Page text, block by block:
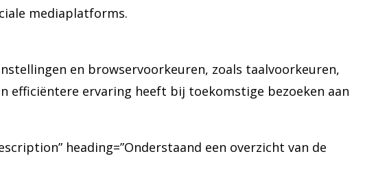
mediaplatforms.
en browservoorkeuren, zoals taalvoorkeuren,
efficiëntere ervaring heeft bij toekomstige bezoeken aan
heading=”Onderstaand een overzicht van de